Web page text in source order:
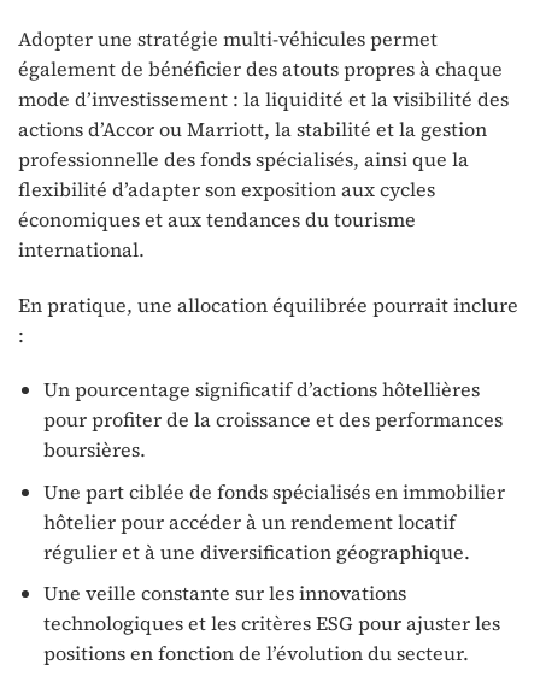
Adopter une stratégie multi-véhicules permet
également de bénéficier des atouts propres à chaque
mode d’investissement : la liquidité et la visibilité des
actions d’Accor ou Marriott, la stabilité et la gestion
professionnelle des fonds spécialisés, ainsi que la
flexibilité d’adapter son exposition aux cycles
économiques et aux tendances du tourisme
international.
En pratique, une allocation équilibrée pourrait inclure
:
Un pourcentage significatif d’actions hôtellières
pour profiter de la croissance et des performances
boursières.
Une part ciblée de fonds spécialisés en immobilier
hôtelier pour accéder à un rendement locatif
régulier et à une diversification géographique.
Une veille constante sur les innovations
technologiques et les critères ESG pour ajuster les
positions en fonction de l’évolution du secteur.